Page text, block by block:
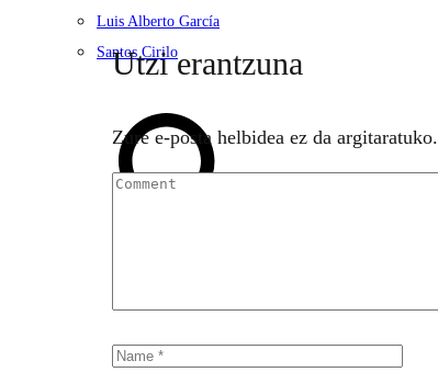
Luis Alberto García
Santos Cirilo
Utzi erantzuna
Zure e-posta helbidea ez da argitaratuko.